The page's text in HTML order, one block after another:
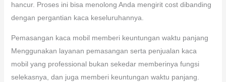
hancur. Proses ini bisa menolong Anda mengirit cost dibanding
dengan pergantian kaca keseluruhannya.
Pemasangan kaca mobil memberi keuntungan waktu panjang
Menggunakan layanan pemasangan serta penjualan kaca
mobil yang professional bukan sekedar memberinya fungsi
selekasnya, dan juga memberi keuntungan waktu panjang.